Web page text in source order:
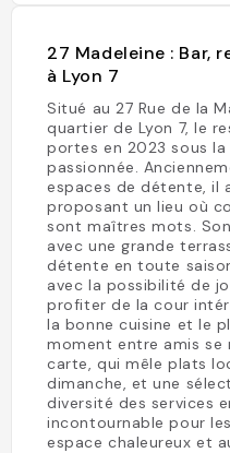
27 Madeleine : Bar,
à Lyon 7
Situé au 27 Rue de la
quartier de Lyon 7, le
portes en 2023 sous
passionnée.
espaces de détente, il
proposant un lieu où
sont maîtres mots.
avec une grande
détente en toute
avec la possibilité de
profiter de la cour
la bonne cuisine et le
moment entre amis se
carte, qui mêle plats
dimanche, et une
diversité des services
incontournable pour
espace chaleureux et